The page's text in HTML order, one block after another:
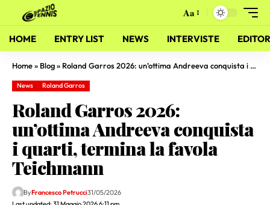
Aa
HOME ENTRY LIST NEWS INTERVISTE
Home» Blog» Roland Garros 2026: un’ottima Andreeva conquista i quarti, termina la favola Teichmann
News Roland Garros
Roland Garros 2026:
un’ottima Andreeva conquista
i quarti, termina la favola
Teichmann
ByFrancesco Petrucci31/05/2026